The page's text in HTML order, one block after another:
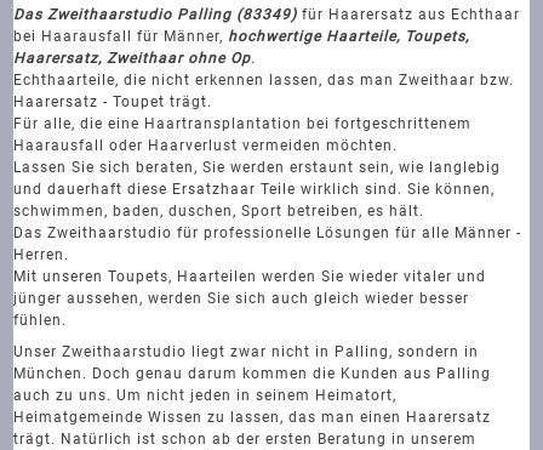
Das Zweithaarstudio Palling (83349) für Haarersatz aus Echthaar
bei Haarausfall für Männer, hochwertige Haarteile, Toupets,
Haarersatz, Zweithaar ohne Op.
Echthaarteile, die nicht erkennen lassen, das man Zweithaar bzw.
Haarersatz - Toupet trägt.
Für alle, die eine Haartransplantation bei fortgeschrittenem
Haarausfall oder Haarverlust vermeiden möchten.
Lassen Sie sich beraten, Sie werden erstaunt sein, wie langlebig
und dauerhaft diese Ersatzhaar Teile wirklich sind. Sie können,
schwimmen, baden, duschen, Sport betreiben, es hält.
Das Zweithaarstudio für professionelle Lösungen für alle Männer -
Herren.
Mit unseren Toupets, Haarteilen werden Sie wieder vitaler und
jünger aussehen, werden Sie sich auch gleich wieder besser
fühlen.
Unser Zweithaarstudio liegt zwar nicht in Palling, sondern in
München. Doch genau darum kommen die Kunden aus Palling
auch zu uns. Um nicht jeden in seinem Heimatort,
Heimatgemeinde Wissen zu lassen, das man einen Haarersatz
trägt. Natürlich ist schon ab der ersten Beratung in unserem